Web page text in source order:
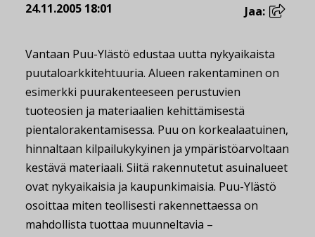
24.11.2005 18:01 Jaa:
Vantaan Puu-Ylästö edustaa uutta nykyaikaista
puutaloarkkitehtuuria. Alueen rakentaminen on
esimerkki puurakenteeseen perustuvien
tuoteosien ja materiaalien kehittämisestä
pientalorakentamisessa. Puu on korkealaatuinen,
hinnaltaan kilpailukykyinen ja ympäristöarvoltaan
kestävä materiaali. Siitä rakennutetut asuinalueet
ovat nykyaikaisia ja kaupunkimaisia. Puu-Ylästö
osoittaa miten teollisesti rakennettaessa on
mahdollista tuottaa muunneltavia –